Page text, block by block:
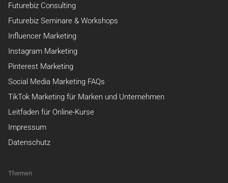
Futurebiz Consulting
Futurebiz Seminare & Workshops
Influencer Marketing
Instagram Marketing
Pinterest Marketing
Social Media Marketing FAQs
TikTok Marketing für Marken und Unternehmen
Leitfaden für Online-Kurse
Impressum
Datenschutz
Themen